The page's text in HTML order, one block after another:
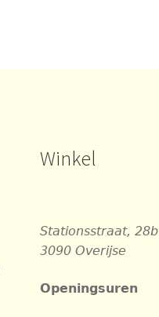
Winkel
Stationsstraat, 28b
3090 Overijse
Openingsuren